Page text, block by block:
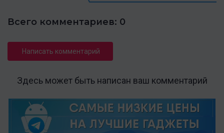
Всего комментариев: 0
Написать комментарий
Здесь может быть написан ваш комментарий